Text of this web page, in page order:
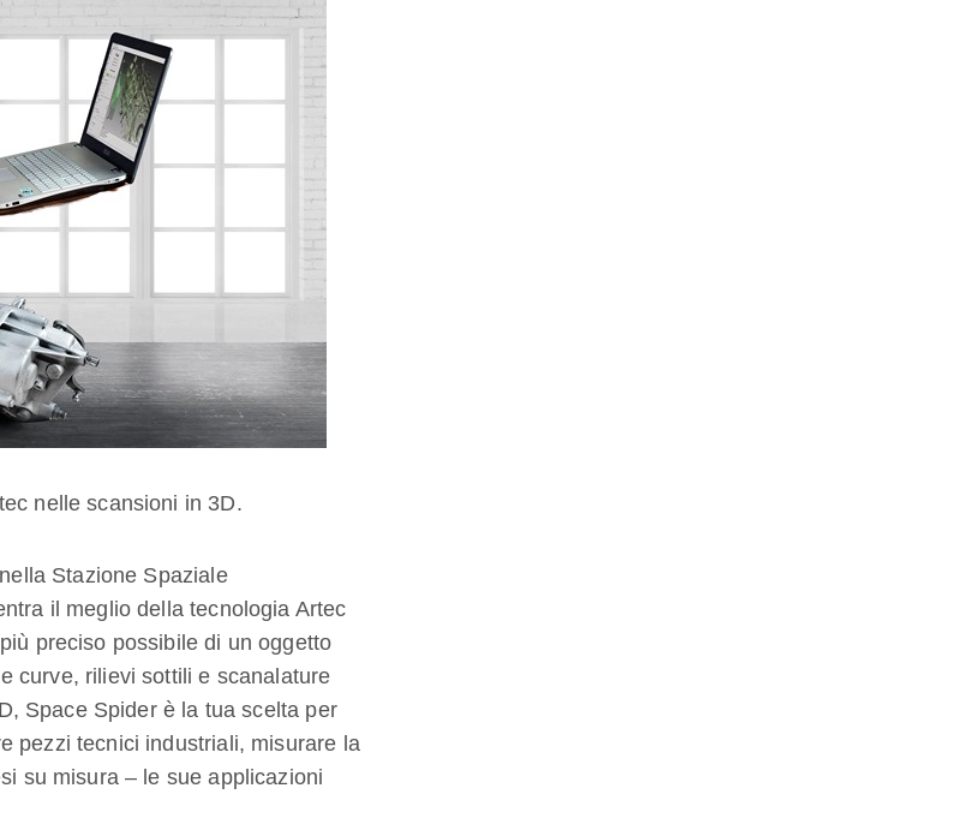
nelle scansioni in 3D.
Stazione Spaziale
il meglio della tecnologia Artec
preciso possibile di un oggetto
curve, rilievi sottili e scanalature
Space Spider è la tua scelta per
pezzi tecnici industriali, misurare la
su misura – le sue applicazioni